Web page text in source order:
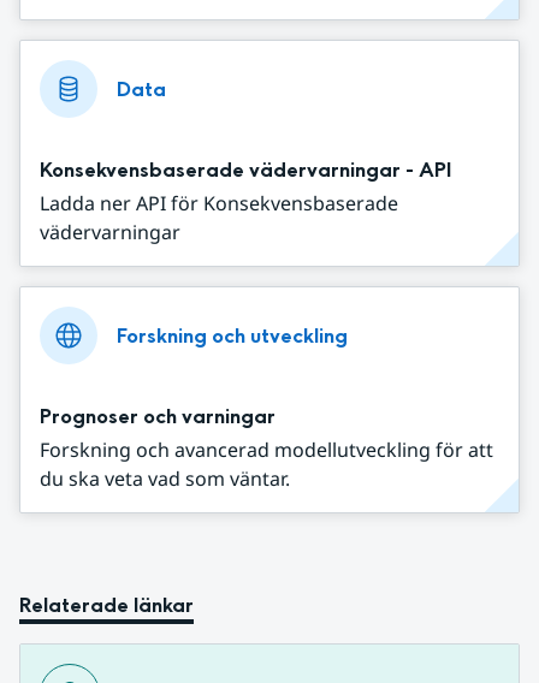
Data
Konsekvensbaserade vädervarningar - API
Ladda ner API för Konsekvensbaserade
vädervarningar
Forskning och utveckling
Prognoser och varningar
Forskning och avancerad modellutveckling för att
du ska veta vad som väntar.
Relaterade länkar